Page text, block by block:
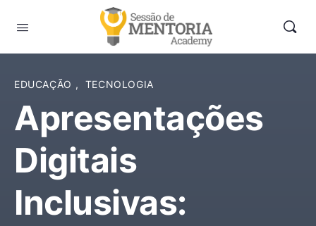
EDUCAÇÃO , TECNOLOGIA
Apresentações
Digitais
Inclusivas: